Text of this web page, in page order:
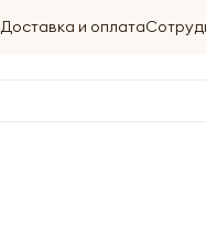
Доставка и оплата